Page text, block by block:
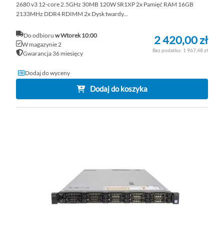
2680 v3 12-core 2.5GHz 30MB 120W SR1XP 2x Pamięć RAM 16GB
2133MHz DDR4 RDIMM 2x Dysk twardy...
Do odbioru w Wtorek 10:00
W magazynie 2
Gwarancja 36 miesięcy
2 420,00 zł
1 967,48 zł
Dodaj do wyceny
Dodaj do koszyka